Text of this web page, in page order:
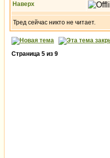
Наверх
Тред сейчас никто не читает.
Страница 5 из 9